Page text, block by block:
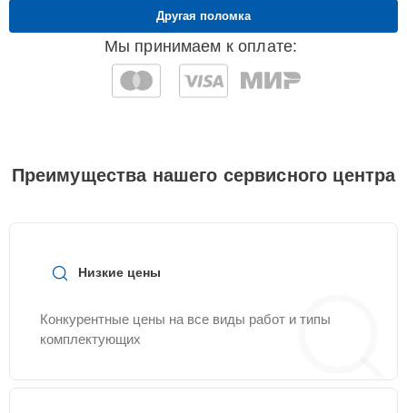
Мы принимаем к оплате:
Другая поломка
Преимущества нашего сервисного центра
Низкие цены
Конкурентные цены на все виды работ и типы
комплектующих